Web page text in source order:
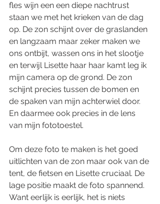
fles wijn een een diepe nachtrust
staan we met het krieken van de dag
op. De zon schijnt over de graslanden
en langzaam maar zeker maken we
ons ontbijt, wassen ons in het slootje
en terwijl Lisette haar haar kamt leg ik
mijn camera op de grond. De zon
schijnt precies tussen de bomen en
de spaken van mijn achterwiel door.
En daarmee ook precies in de lens
van mijn fototoestel.
Om deze foto te maken is het goed
uitlichten van de zon maar ook van de
tent, de fietsen en Lisette cruciaal. De
lage positie maakt de foto spannend.
Want eerlijk is eerlijk, het is niets